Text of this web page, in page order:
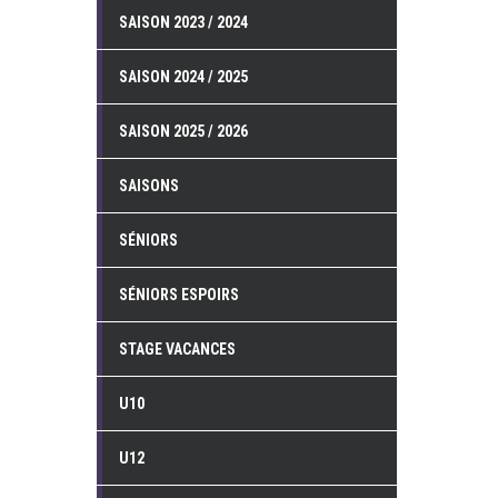
SAISON 2023 / 2024
SAISON 2024 / 2025
SAISON 2025 / 2026
SAISONS
SÉNIORS
SÉNIORS ESPOIRS
STAGE VACANCES
U10
U12